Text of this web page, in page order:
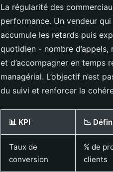
La régularité des
performance. Un vendeur
accumule les retards puis
quotidien - nombre
et d’accompagner en temps
managérial. L’objectif n’est
du suivi et renforcer la
📊 KPI 📉
Taux de
conversion
% de
clients